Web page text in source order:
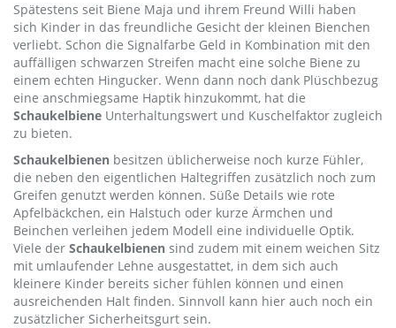
Spätestens seit Biene Maja und ihrem Freund Willi haben
sich Kinder in das freundliche Gesicht der kleinen Bienchen
verliebt. Schon die Signalfarbe Geld in Kombination mit den
auffälligen schwarzen Streifen macht eine solche Biene zu
einem echten Hingucker. Wenn dann noch dank Plüschbezug
eine anschmiegsame Haptik hinzukommt, hat die
Schaukelbiene Unterhaltungswert und Kuschelfaktor zugleich
zu bieten.
Schaukelbienen besitzen üblicherweise noch kurze Fühler,
die neben den eigentlichen Haltegriffen zusätzlich noch zum
Greifen genutzt werden können. Süße Details wie rote
Apfelbäckchen, ein Halstuch oder kurze Ärmchen und
Beinchen verleihen jedem Modell eine individuelle Optik.
Viele der Schaukelbienen sind zudem mit einem weichen Sitz
mit umlaufender Lehne ausgestattet, in dem sich auch
kleinere Kinder bereits sicher fühlen können und einen
ausreichenden Halt finden. Sinnvoll kann hier auch noch ein
zusätzlicher Sicherheitsgurt sein.